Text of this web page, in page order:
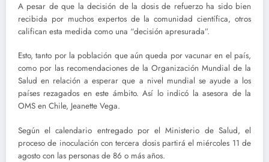
A pesar de que la decisión de la dosis de refuerzo ha sido bien
recibida por muchos expertos de la comunidad científica, otros
califican esta medida como una “decisión apresurada”.
Esto, tanto por la población que aún queda por vacunar en el país,
como por las recomendaciones de la Organización Mundial de la
Salud en relación a esperar que a nivel mundial se ayude a los
países rezagados en este ámbito. Así lo indicó la asesora de la
OMS en Chile, Jeanette Vega.
Según el calendario entregado por el Ministerio de Salud, el
proceso de inoculación con tercera dosis partirá el miércoles 11 de
agosto con las personas de 86 o más años.